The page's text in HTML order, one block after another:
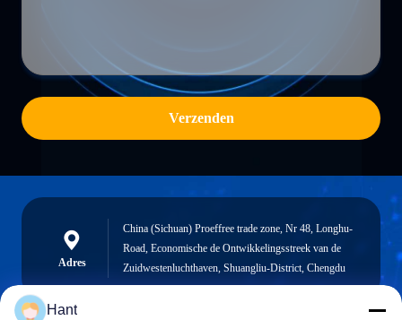
Verzenden
Adres
China (Sichuan) Proeffree trade zone, Nr 48, Longhu-
Road, Economische de Ontwikkelingsstreek van de
Zuidwestenluchthaven, Shuangliu-District, Chengdu
Hant